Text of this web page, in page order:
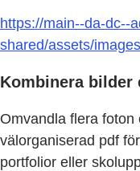
https://main--da-dc--
shared/assets/
Kombinera bilder
Omvandla flera
välorganiserad pdf
portfolior eller